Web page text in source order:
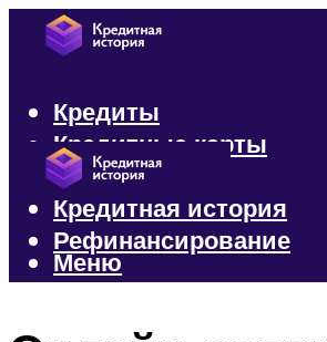
Кредиты
Кредитные карты
Микрозаймы
Кредитная история
Рефинансирование
Меню